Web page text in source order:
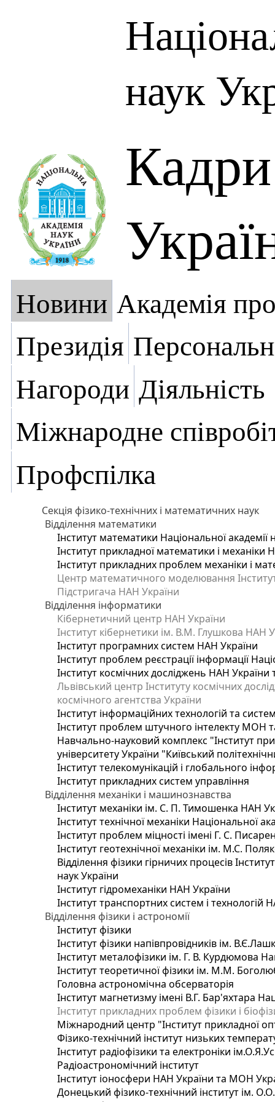
наук
Новини Академія
Президія
Нагороди Діяльність
Міжнародне
Профспілка
Секція фізико-технічних і математичних наук
Відділення математики
Інститут математики Національної академії
Інститут прикладної математики і механіки
Інститут прикладних проблем механіки і
Центр математичного моделювання
Підстригача НАН України
Відділення інформатики
Кібернетичний центр НАН України
Інститут кібернетики ім. В.М. Глушкова НАН
Інститут програмних систем НАН України
Інститут проблем реєстрації інформації
Інститут космічних досліджень НАН України
Львівський центр Інституту космічних
космічного агентства України
Інститут інформаційних технологій та
Інститут проблем штучного інтелекту МОН
Навчально-науковий комплекс "Інститут
університету України "Київський
Інститут телекомунікацій і глобального
Інститут прикладних систем управління
Відділення механіки і машинознавства
Інститут механіки ім. С. П. Тимошенка НАН
Інститут технічної механіки Національної
Інститут проблем міцності імені Г. С.
Інститут геотехнічної механіки ім. М.С.
Відділення фізики гірничих процесів
наук України
Інститут гідромеханіки НАН України
Інститут транспортних систем і технологій
Відділення фізики і астрономії
Інститут фізики
Інститут фізики напівпровідників ім.
Інститут металофізики ім. Г. В. Курдюмова
Інститут теоретичної фізики ім. М.М.
Головна астрономічна обсерваторія
Інститут магнетизму імені В.Г. Бар'яхтара
Інститут прикладних проблем фізики і
Міжнародний центр "Інститут прикладної
Фізико-технічний інститут низьких
Інститут радіофізики та електроніки
Радіоастрономічний інститут
Інститут іоносфери НАН України та МОН
Донецький фізико-технічний інститут ім.